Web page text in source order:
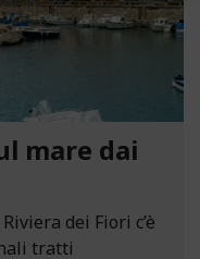
mare dai
dei Fiori c’è
tratti